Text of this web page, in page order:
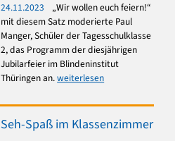
24.11.2023
„Wir wollen euch feiern!“
mit diesem Satz moderierte Paul
Manger, Schüler der Tagesschulklasse
2, das Programm der diesjährigen
Jubilarfeier im Blindeninstitut
Thüringen an.weiterlesen
Seh-Spaß im Klassenzimmer